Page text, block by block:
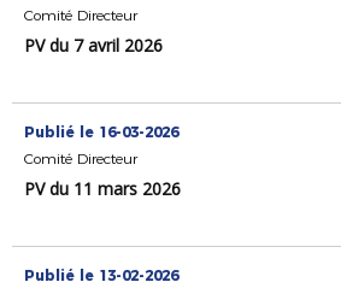
Comité Directeur
PV du 7 avril 2026
Publié le 16-03-2026
Comité Directeur
PV du 11 mars 2026
Publié le 13-02-2026